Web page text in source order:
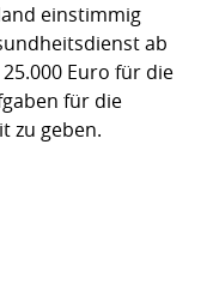
einstimmig
ab
Euro für die
für die
zu geben.